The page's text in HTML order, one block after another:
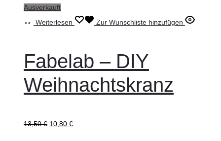
Ausverkauft
Weiterlesen
Zur Wunschliste hinzufügen
Fabelab – DIY
Weihnachtskranz
13,50€ 10,80 €